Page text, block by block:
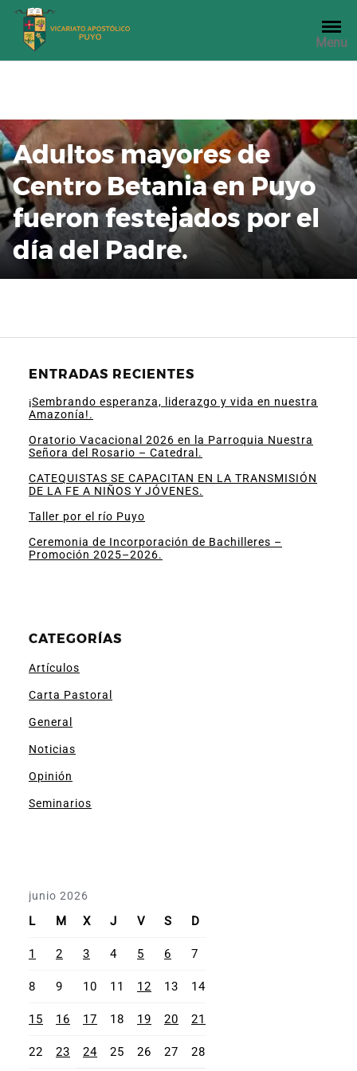
Saltar
contenido
Menu
Adultos mayores de
Centro Betania en Puyo
fueron festejados por el
día del Padre.
ENTRADAS RECIENTES
¡Sembrando esperanza, liderazgo y vida en nuestra
Amazonía!.
Oratorio Vacacional 2026 en la Parroquia Nuestra
Señora del Rosario – Catedral.
CATEQUISTAS SE CAPACITAN EN LA TRANSMISIÓN
DE LA FE A NIÑOS Y JÓVENES.
Taller por el río Puyo
Ceremonia de Incorporación de Bachilleres –
Promoción 2025–2026.
CATEGORÍAS
Artículos
Carta Pastoral
General
Noticias
Opinión
Seminarios
junio 2026
L M X J V S D
1 2 3 4 5 6 7
8 9 10 11 12 13 14
15 16 17 18 19 20 21
22 23 24 25 26 27 28